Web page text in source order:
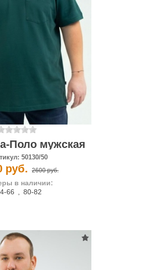
Поло мужская
50130/50
руб. 2600 руб.
в наличии:
66 , 80-82